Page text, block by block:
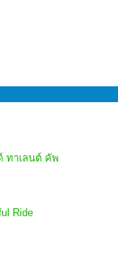
ทาเลนต์ คัพ
Ride